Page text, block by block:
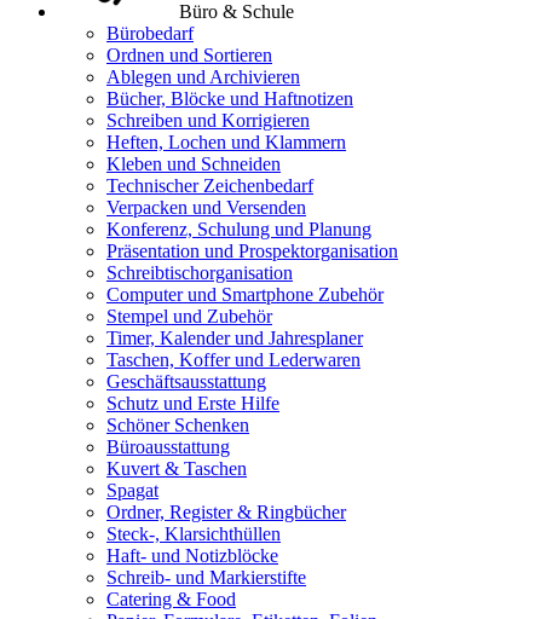
Büro & Schule
Bürobedarf
Ordnen und Sortieren
Ablegen und Archivieren
Bücher, Blöcke und Haftnotizen
Schreiben und Korrigieren
Heften, Lochen und Klammern
Kleben und Schneiden
Technischer Zeichenbedarf
Verpacken und Versenden
Konferenz, Schulung und Planung
Präsentation und Prospektorganisation
Schreibtischorganisation
Computer und Smartphone Zubehör
Stempel und Zubehör
Timer, Kalender und Jahresplaner
Taschen, Koffer und Lederwaren
Geschäftsausstattung
Schutz und Erste Hilfe
Schöner Schenken
Büroausstattung
Kuvert & Taschen
Spagat
Ordner, Register & Ringbücher
Steck-, Klarsichthüllen
Haft- und Notizblöcke
Schreib- und Markierstifte
Catering & Food